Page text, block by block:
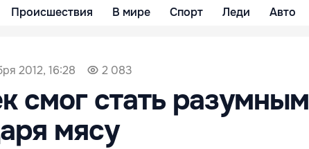
Происшествия В мире Спорт Леди Авто
2012, 16:28 2 083
смог стать разумным
мясу